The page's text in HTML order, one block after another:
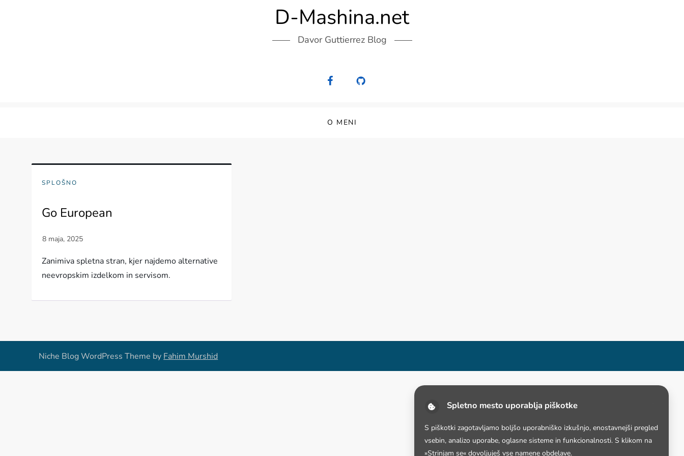
D-Mashina.net
Davor Guttierrez Blog
O MENI
SPLOŠNO
Go European
Zanimiva spletna stran, kjer najdemo alternative
neevropskim izdelkom in servisom.
Niche Blog WordPress Theme by Fahim Murshid
Spletno mesto uporablja piškotke
S piškotki zagotavljamo boljšo uporabniško izkušnjo, enostavnejši pregled
vsebin, analizo uporabe, oglasne sisteme in funkcionalnosti. S klikom na
»Strinjam se« dovoljuješ vse namene obdelave.